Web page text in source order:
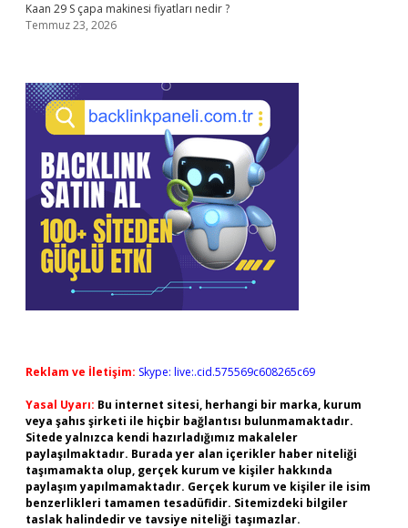
Kaan 29 S çapa makinesi fiyatları nedir ?
Temmuz 23, 2026
Reklam ve İletişim: Skype: live:.cid.575569c608265c69
Yasal Uyarı: Bu internet sitesi, herhangi bir marka, kurum
veya şahıs şirketi ile hiçbir bağlantısı bulunmamaktadır.
Sitede yalnızca kendi hazırladığımız makaleler
paylaşılmaktadır. Burada yer alan içerikler haber niteliği
taşımamakta olup, gerçek kurum ve kişiler hakkında
paylaşım yapılmamaktadır. Gerçek kurum ve kişiler ile isim
benzerlikleri tamamen tesadüfidir. Sitemizdeki bilgiler
taslak halindedir ve tavsiye niteliği taşımazlar.